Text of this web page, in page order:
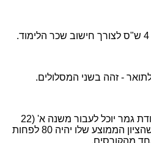
- זהה בשני המסלולים.
תלמיד במסלול ללא עבודת גמר יוכל לעבור משנה א' (22
ש"ס) לשנה ב' - בתנאי שהציון הממוצע שלו יהיה 80 לפחות
מהקורסים.